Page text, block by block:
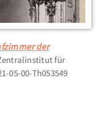
der
für
05-00-Th053549